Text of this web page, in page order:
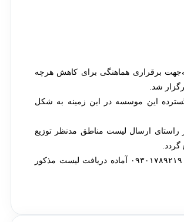
برقراری هماهنگی برای کاهش هرچه
شد.
این موسسه در این زمینه به شکل
ارسال لیست مناطق مدنظر توزیع
به همین منظور شبکه ملی موسسات نیکوکاری و خیریه از طریق فضای مجازی با شماره ۰۹۳۰۱۷۸۹۲۱۹ آماده دریافت لیست مذکور